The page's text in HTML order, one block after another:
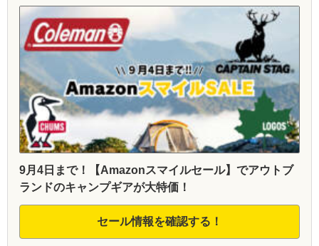
9月4日まで！【Amazonスマイルセール】でアウトブ
ランドのキャンプギアが大特価！
セール情報を確認する！